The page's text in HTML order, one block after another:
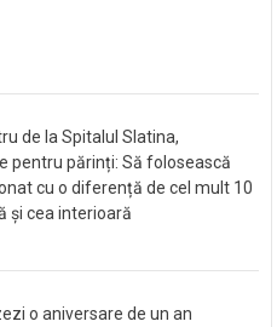
de la Spitalul Slatina,
pentru părinți: Să folosească
cu o diferență de cel mult 10
și cea interioară
o aniversare de un an